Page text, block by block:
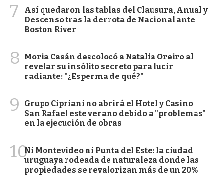
7
Así quedaron las tablas del Clausura, Anual y
Descenso tras la derrota de Nacional ante
Boston River
8
Moria Casán descolocó a Natalia Oreiro al
revelar su insólito secreto para lucir
radiante: "¿Esperma de qué?"
9
Grupo Cipriani no abrirá el Hotel y Casino
San Rafael este verano debido a "problemas"
en la ejecución de obras
10Ni Montevideo ni Punta del Este: la ciudad
uruguaya rodeada de naturaleza donde las
propiedades se revalorizan más de un 20%